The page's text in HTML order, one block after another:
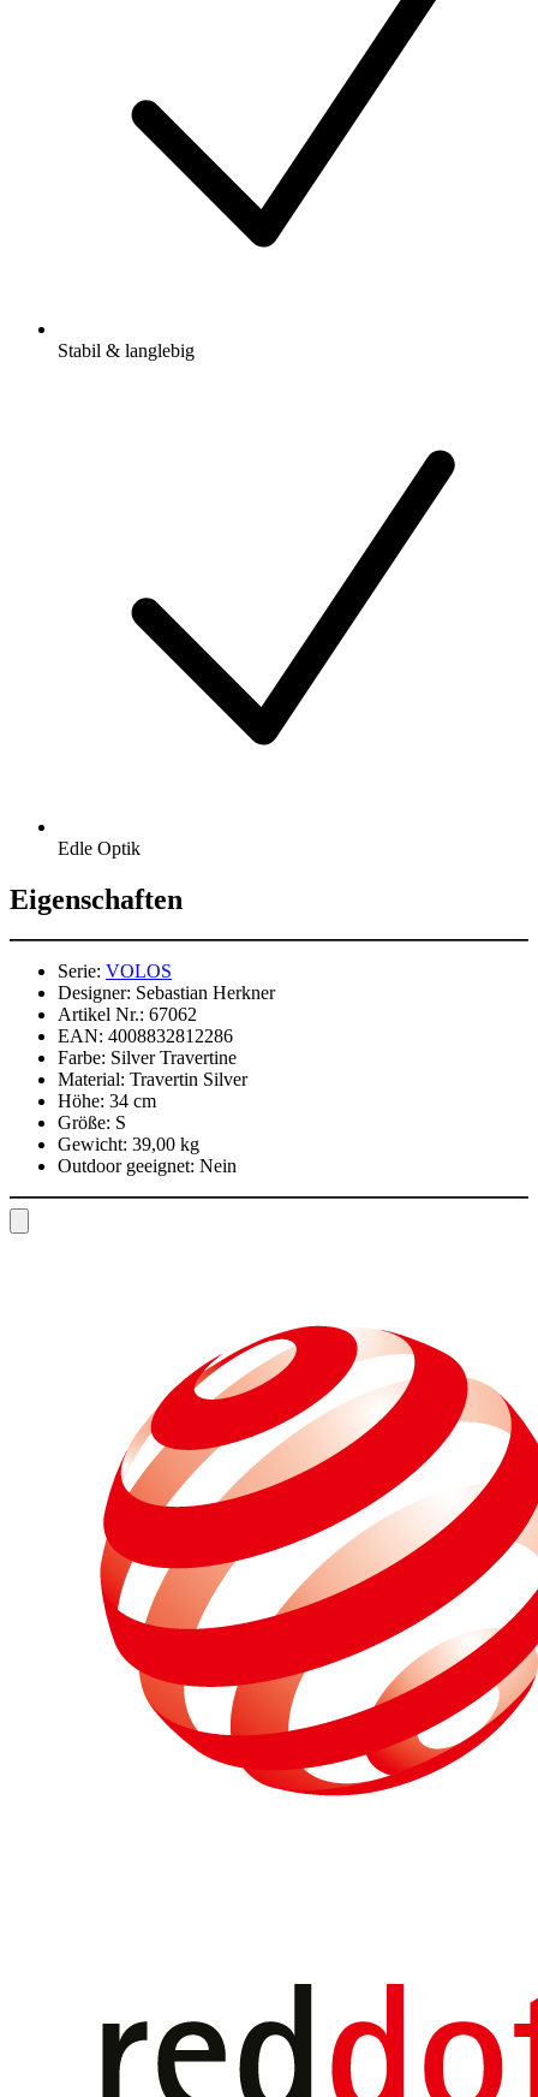
Stabil & langlebig
Edle Optik
Eigenschaften
Serie: VOLOS
Designer: Sebastian Herkner
Artikel Nr.: 67062
EAN: 4008832812286
Farbe: Silver Travertine
Material: Travertin Silver
Höhe: 34 cm
Größe: S
Gewicht: 39,00 kg
Outdoor geeignet: Nein